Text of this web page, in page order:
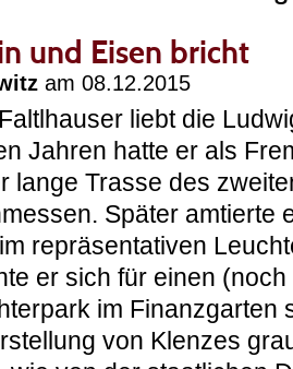
und Eisen bricht
am 08.12.2015
liebt die
Jahren hatte er als
lange Trasse des
Später amtierte
repräsentativen
er sich für einen
im Finanzgarten
von Klenzes